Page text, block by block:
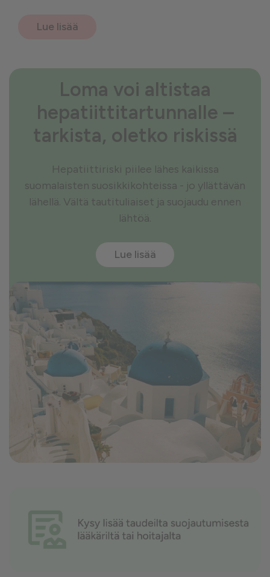
Lue lisää
Loma voi altistaa
hepatiittitartunnalle –
tarkista, oletko riskissä
Hepatiittiriski piilee lähes kaikissa
suomalaisten suosikkikohteissa - jo yllättävän
lähellä. Vältä tautituliaiset ja suojaudu ennen
lähtöä.
Lue lisää